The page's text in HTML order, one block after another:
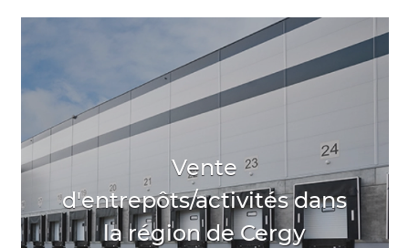
Vente
d'entrepôts/activités dans
la région de Cergy